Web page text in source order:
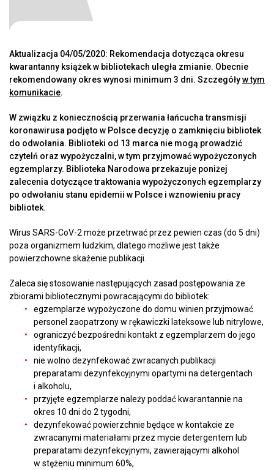
Aktualizacja 04/05/2020: Rekomendacja dotycząca okresu
kwarantanny książek w bibliotekach uległa zmianie. Obecnie
rekomendowany okres wynosi minimum 3 dni. Szczegóływ tym
komunikacie.
W związku z koniecznością przerwania łańcucha transmisji
koronawirusa podjęto w Polsce decyzję o zamknięciu bibliotek
do odwołania. Biblioteki od 13 marca nie mogą prowadzić
czytelń oraz wypożyczalni, w tym przyjmować wypożyczonych
egzemplarzy. Biblioteka Narodowa przekazuje poniżej
zalecenia dotyczące traktowania wypożyczonych egzemplarzy
po odwołaniu stanu epidemii w Polsce i wznowieniu pracy
bibliotek.
Wirus SARS-CoV-2 może przetrwać przez pewien czas (do 5 dni)
poza organizmem ludzkim, dlatego możliwe jest także
powierzchowne skażenie publikacji.
Zaleca się stosowanie następujących zasad postępowania ze
zbiorami bibliotecznymi powracającymi do bibliotek:
egzemplarze wypożyczone do domu winien przyjmować
personel zaopatrzony w rękawiczki lateksowe lub nitrylowe,
ograniczyć bezpośredni kontakt z egzemplarzem do jego
identyfikacji,
nie wolno dezynfekować zwracanych publikacji
preparatami dezynfekcyjnymi opartymi na detergentach
i alkoholu,
przyjęte egzemplarze należy poddać kwarantannie na
okres 10 dni do 2 tygodni,
dezynfekować powierzchnie będące w kontakcie ze
zwracanymi materiałami przez mycie detergentem lub
preparatami dezynfekcyjnymi, zawierającymi alkohol
w stężeniu minimum 60%,